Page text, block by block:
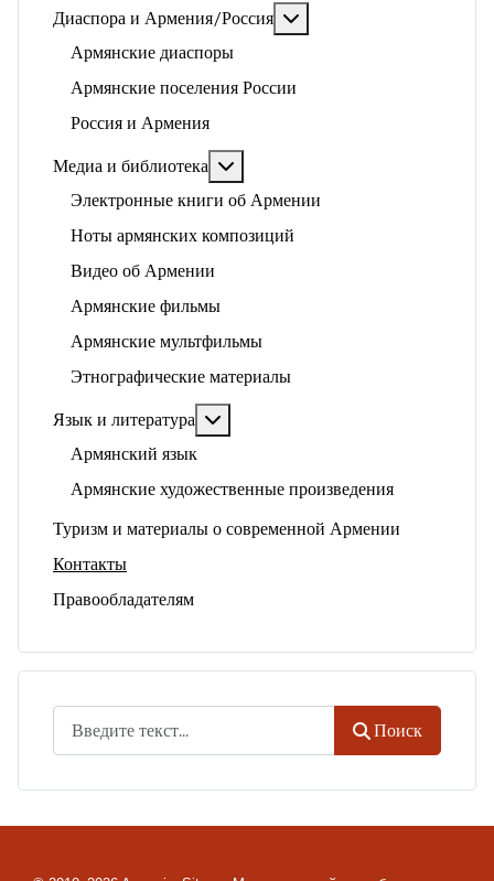
Диаспора и Армения/Россия
Армянские диаспоры
Армянские поселения России
Россия и Армения
Медиа и библиотека
Электронные книги об Армении
Ноты армянских композиций
Видео об Армении
Армянские фильмы
Армянские мультфильмы
Этнографические материалы
Язык и литература
Армянский язык
Армянские художественные произведения
Туризм и материалы о современной Армении
Контакты
Правообладателям
Поиск